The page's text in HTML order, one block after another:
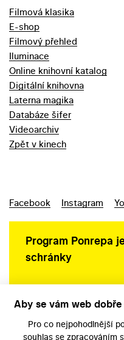
Filmová klasika
E-shop
Filmový přehled
Iluminace
Online knihovní katalog
Digitální knihovna
Laterna magika
Databáze šifer
Videoarchiv
Zpět v kinech
Facebook Instagram
Program Ponrepa
schránky
Aby se vám web
Pro co nejpohodlnější
souhlas se zpracováním